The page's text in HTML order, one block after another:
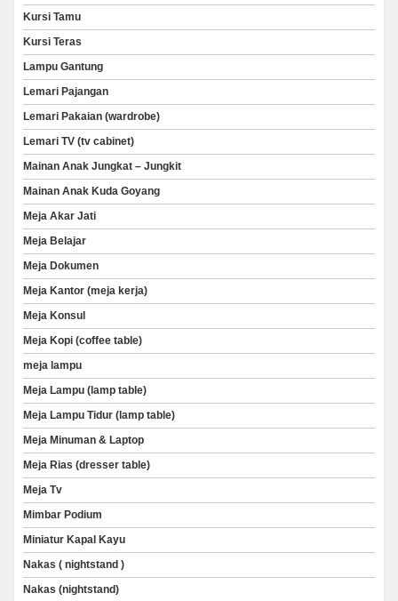
Kursi Tamu
Kursi Teras
Lampu Gantung
Lemari Pajangan
Lemari Pakaian (wardrobe)
Lemari TV (tv cabinet)
Mainan Anak Jungkat – Jungkit
Mainan Anak Kuda Goyang
Meja Akar Jati
Meja Belajar
Meja Dokumen
Meja Kantor (meja kerja)
Meja Konsul
Meja Kopi (coffee table)
meja lampu
Meja Lampu (lamp table)
Meja Lampu Tidur (lamp table)
Meja Minuman & Laptop
Meja Rias (dresser table)
Meja Tv
Mimbar Podium
Miniatur Kapal Kayu
Nakas ( nightstand )
Nakas (nightstand)